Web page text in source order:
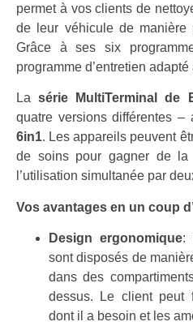
permet à vos clients de
de leur véhicule de manière
Grâce à ses six
programme d’entretien
Lasérie MultiTerminal de
quatre versions différentes –
6in1. Les appareils peuvent
de soins pour gagner de la
l’utilisation simultanée par
Vos avantages en un coup
Design ergonomique:
sont disposés de
dans des
dessus. Le client peut
dont il a besoin et les